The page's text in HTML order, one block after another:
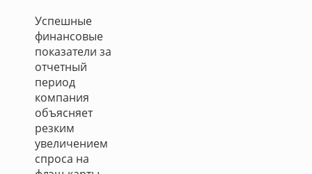
Успешные
финансовые
показатели за
отчетный
период
компания
объясняет
резким
увеличением
спроса на